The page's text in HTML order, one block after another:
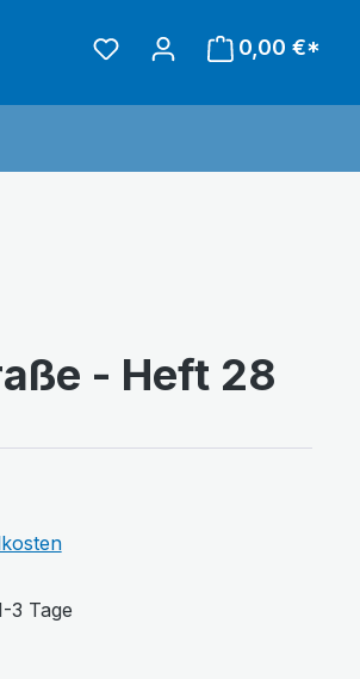
0,00 €*
- Heft 28
3 Tage